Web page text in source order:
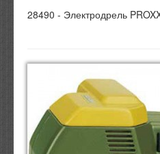
28490 - Электродрель